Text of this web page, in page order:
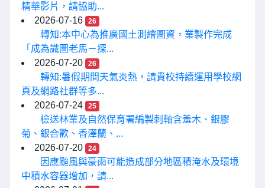
精華影片，請協助...
2026-07-16
26
轉知:本中心為推廣國土測繪圖資，業製作完成
「成為識圖老馬－探...
2026-07-20
26
轉知:暑假期間天氣炎熱，請貴校持續運用學校網
頁及網路社群等多...
2026-07-24
25
檢送林業及自然保育署編製刺軸含羞木、銀膠
菊、銀合歡、香澤蘭、...
2026-07-20
24
因應颱風與豪雨可能造成部分地區積淹水及環境
中積水容器增加，請...